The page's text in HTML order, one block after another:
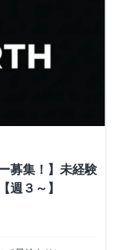
募集！】未経験
週３～】